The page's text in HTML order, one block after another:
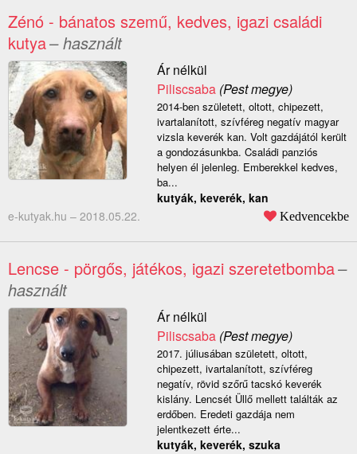
Zénó - bánatos szemű, kedves, igazi családi
kutya– használt
Ár nélkül
Piliscsaba(Pest megye)
2014-ben született, oltott, chipezett,
ivartalanított, szívféreg negatív magyar
vizsla keverék kan. Volt gazdájától került
a gondozásunkba. Családi panziós
helyen él jelenleg. Emberekkel kedves,
ba...
kutyák, keverék, kan
e-kutyak.hu – 2018.05.22. Kedvencekbe
Lencse - pörgős, játékos, igazi szeretetbomba–
használt
Ár nélkül
Piliscsaba(Pest megye)
2017. júliusában született, oltott,
chipezett, ivartalanított, szívféreg
negatív, rövid szőrű tacskó keverék
kislány. Lencsét Üllő mellett találták az
erdőben. Eredeti gazdája nem
jelentkezett érte...
kutyák, keverék, szuka